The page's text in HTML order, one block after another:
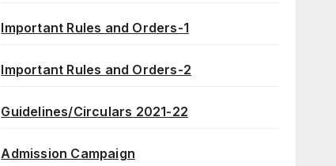
Important Rules and Orders-1
Important Rules and Orders-2
Guidelines/Circulars 2021-22
Admission Campaign